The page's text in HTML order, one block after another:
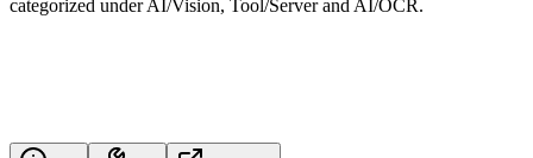
categorized under AI/Vision, Tool/Server and AI/OCR.